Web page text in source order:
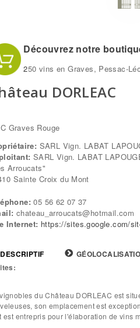
Découvrez notre
250 vins en Graves, Pessac-
DORLEAC
Graves Rouge
SARL Vign. LABAT
SARL Vign. LABAT
Arroucats"
Sainte Croix du Mont
05 56 62 07 37
chateau_arroucats@hotmail.com
Internet: https://sites.google.com/
DESCRIPTIF (ONGLET
du Château DORLEAC est
son emplacement est
est entrepris pour l'élaboration de vins